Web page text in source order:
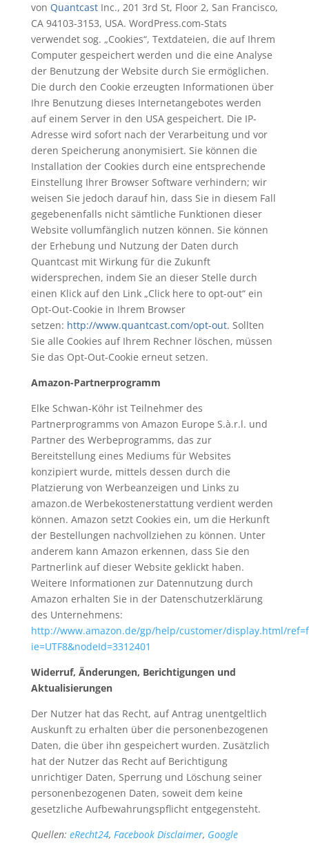
von QuantcastInc., 201 3rd St, Floor 2, San Francisco,
CA 94103-3153, USA. WordPress.com-Stats
verwendet sog. „Cookies“, Textdateien, die auf Ihrem
Computer gespeichert werden und die eine Analyse
der Benutzung der Website durch Sie ermöglichen.
Die durch den Cookie erzeugten Informationen über
Ihre Benutzung dieses Internetangebotes werden
auf einem Server in den USA gespeichert. Die IP-
Adresse wird sofort nach der Verarbeitung und vor
deren Speicherung anonymisiert. Sie können die
Installation der Cookies durch eine entsprechende
Einstellung Ihrer Browser Software verhindern; wir
weisen Sie jedoch darauf hin, dass Sie in diesem Fall
gegebenenfalls nicht sämtliche Funktionen dieser
Website vollumfänglich nutzen können. Sie können
der Erhebung und Nutzung der Daten durch
Quantcast mit Wirkung für die Zukunft
widersprechen, indem Sie an dieser Stelle durch
einen Klick auf den Link „Click here to opt-out“ ein
Opt-Out-Cookie in Ihrem Browser
setzen: http://www.quantcast.com/opt-out. Sollten
Sie alle Cookies auf Ihrem Rechner löschen, müssen
Sie das Opt-Out-Cookie erneut setzen.
Amazon-Partnerprogramm
Elke Schwan-Köhr ist Teilnehmer des
Partnerprogramms von Amazon Europe S.à.r.l. und
Partner des Werbeprogramms, das zur
Bereitstellung eines Mediums für Websites
konzipiert wurde, mittels dessen durch die
Platzierung von Werbeanzeigen und Links zu
amazon.de Werbekostenerstattung verdient werden
können. Amazon setzt Cookies ein, um die Herkunft
der Bestellungen nachvollziehen zu können. Unter
anderem kann Amazon erkennen, dass Sie den
Partnerlink auf dieser Website geklickt haben.
Weitere Informationen zur Datennutzung durch
Amazon erhalten Sie in der Datenschutzerklärung
des Unternehmens:
http://www.amazon.de/gp/help/customer/display.html/
ie=UTF8&nodeId=3312401
Widerruf, Änderungen, Berichtigungen und
Aktualisierungen
Der Nutzer hat das Recht, auf Antrag unentgeltlich
Auskunft zu erhalten über die personenbezogenen
Daten, die über ihn gespeichert wurden. Zusätzlich
hat der Nutzer das Recht auf Berichtigung
unrichtiger Daten, Sperrung und Löschung seiner
personenbezogenen Daten, soweit dem keine
gesetzliche Aufbewahrungspflicht entgegensteht.
Quellen: eRecht24, Facebook Disclaimer, Google